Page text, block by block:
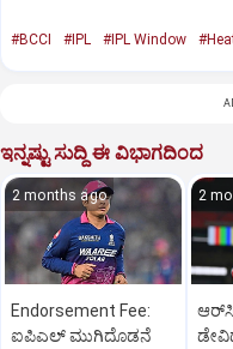
#BCCI #IPL #IPL Window
ಇನ್ನಷ್ಟು ಸುದ್ದಿ ಈ ವಿಭಾಗದಿಂದ
2 months ago
Endorsement Fee:
ಐಪಿಎಲ್‌ ಮುಗಿದೊಡನೆ
2